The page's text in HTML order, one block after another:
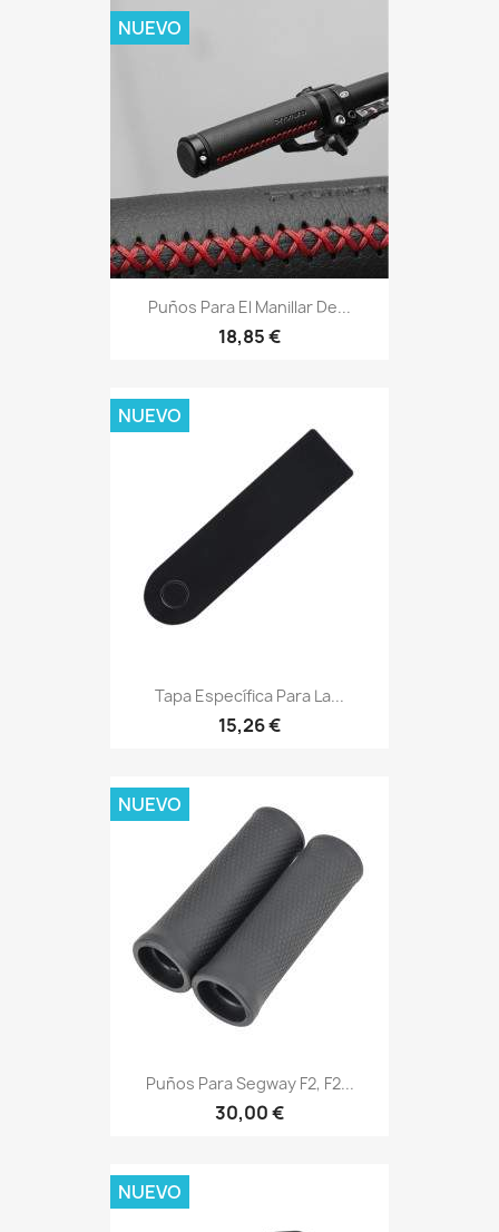
Puños Para El Manillar De...
18,85 €
NUEVO
Tapa Específica Para La...
15,26 €
NUEVO
Puños Para Segway F2, F2...
30,00 €
NUEVO
NUEVO